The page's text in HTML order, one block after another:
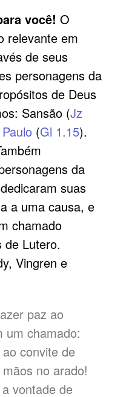
você! O
relevante em
de seus
personagens da
de Deus
Sansão (Jz
Paulo(Gl 1.15).
da
suas
a uma causa, e
chamado
de Lutero.
Vingren e
paz ao
um chamado:
convite de
no arado!
vontade de